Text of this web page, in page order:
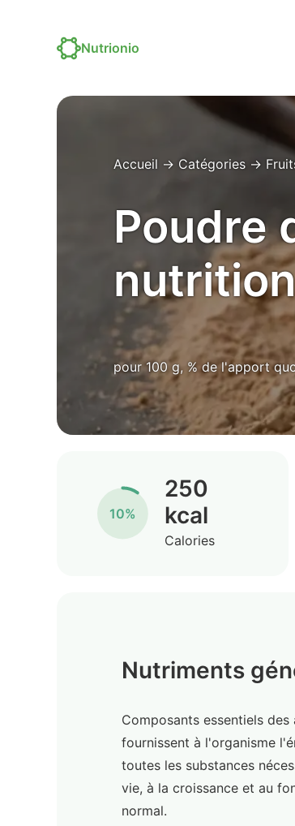
Nutrionio
Accueil → Catégories →
Poudre
pour 100 g, % de l'apport
10%
250
kcal
Calories
Nutriments
Composants essentiels des
fournissent à l'organisme
toutes les substances
vie, à la croissance et au
normal.